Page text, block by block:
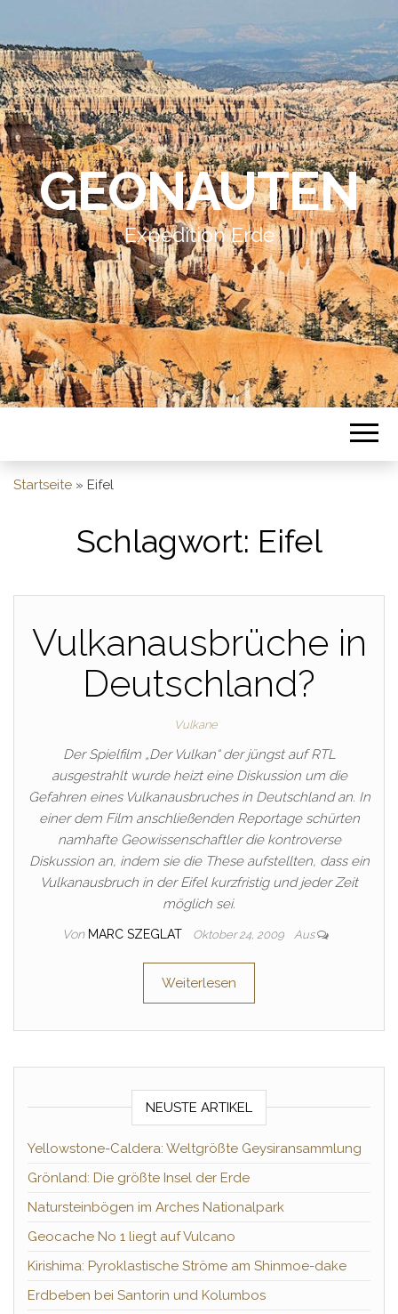
GEONAUTEN
Expedition Erde
Startseite » Eifel
Schlagwort: Eifel
Vulkanausbrüche in
Deutschland?
Vulkane
Der Spielfilm „Der Vulkan“ der jüngst auf RTL
ausgestrahlt wurde heizt eine Diskussion um die
Gefahren eines Vulkanausbruches in Deutschland an. In
einer dem Film anschließenden Reportage schürten
namhafte Geowissenschaftler die kontroverse
Diskussion an, indem sie die These aufstellten, dass ein
Vulkanausbruch in der Eifel kurzfristig und jeder Zeit
möglich sei.
Von MARC SZEGLAT Oktober 24, 2009 Aus
Weiterlesen
NEUSTE ARTIKEL
Yellowstone-Caldera: Weltgrößte Geysiransammlung
Grönland: Die größte Insel der Erde
Natursteinbögen im Arches Nationalpark
Geocache No 1 liegt auf Vulcano
Kirishima: Pyroklastische Ströme am Shinmoe-dake
Erdbeben bei Santorin und Kolumbos